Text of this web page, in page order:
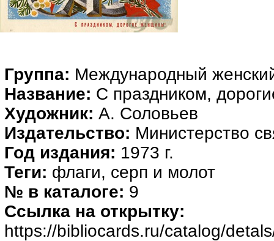
Группа: Международный
Название: С праздником,
Художник: А. Соловьев
Издательство: Министерство
Год издания: 1973 г.
Теги: флаги, серп и молот
№ в каталоге: 9
Ссылка на открытку:
https://bibliocards.ru/catalog/